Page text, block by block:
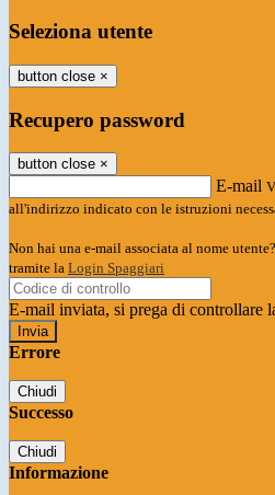
Seleziona utente
button close ×
Recupero password
button close ×
E-mail
all'indirizzo indicato con le istruzioni
Non hai una e-mail associata al nome
tramite la Login Spaggiari
E-mail inviata, si prega di controllare
Errore
Chiudi
Successo
Chiudi
Informazione